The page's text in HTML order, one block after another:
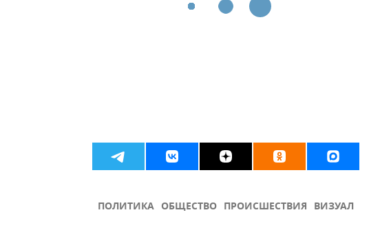
ПОЛИТИКА ОБЩЕСТВО ПРОИСШЕСТВИЯ ВИЗУАЛ